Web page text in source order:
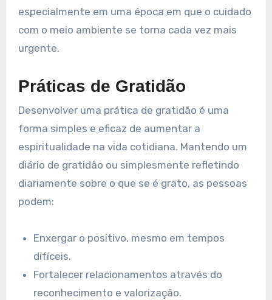
especialmente em uma época em que o cuidado
com o meio ambiente se torna cada vez mais
urgente.
Práticas de Gratidão
Desenvolver uma prática de gratidão é uma
forma simples e eficaz de aumentar a
espiritualidade na vida cotidiana. Mantendo um
diário de gratidão ou simplesmente refletindo
diariamente sobre o que se é grato, as pessoas
podem:
Enxergar o positivo, mesmo em tempos
difíceis.
Fortalecer relacionamentos através do
reconhecimento e valorização.